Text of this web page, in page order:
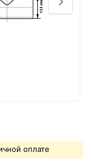
оплате